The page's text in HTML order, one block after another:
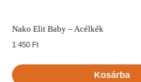
Nako Elit Baby – Acélkék
1 450 Ft
Kosárba